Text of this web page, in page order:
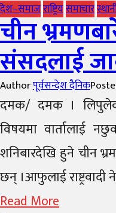
देश–समाजराष्ट्रियसमाचार
चीन
संसदलाई
Authorपूर्वसन्देश दैनिक
दमक/ दमक । लिपुलेक,
विषयमा वार्तालाई
शनिबारदेखि हुने चीन
छन् ।आफुलाई राष्ट्रवादी
Read More